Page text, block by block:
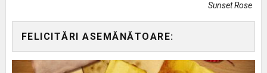
Sunset Rose
FELICITĂRI ASEMĂNĂTOARE: